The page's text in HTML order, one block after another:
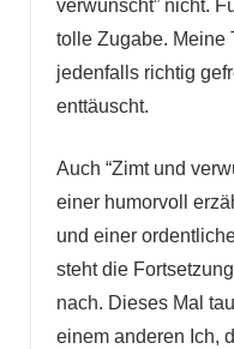
verwünscht” nicht.
tolle Zugabe. Meine
jedenfalls richtig
enttäuscht.
Auch “Zimt und
einer humorvoll
und einer
steht die
nach. Dieses Mal
einem anderen Ich,